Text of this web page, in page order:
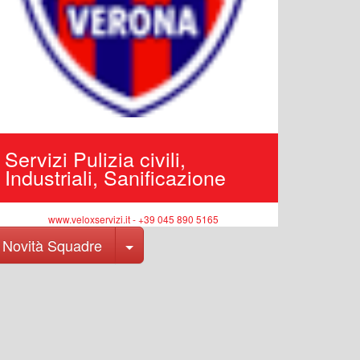
Servizi Pulizia civili,
Industriali, Sanificazione
www.veloxservizi.it - +39 045 890 5165
Novità Squadre Toggle Dropdown